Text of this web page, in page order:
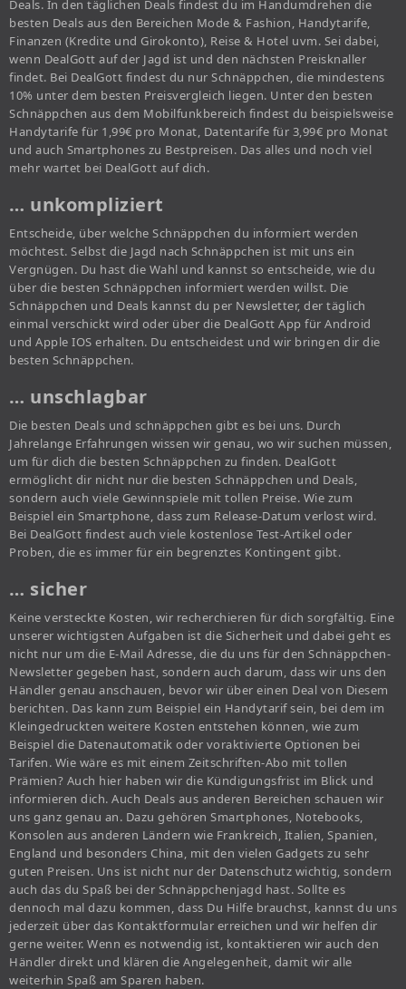
Deals. In den täglichen Deals findest du im Handumdrehen die
besten Deals aus den Bereichen Mode & Fashion, Handytarife,
Finanzen (Kredite und Girokonto), Reise & Hotel uvm. Sei dabei,
wenn DealGott auf der Jagd ist und den nächsten Preisknaller
findet. Bei DealGott findest du nur Schnäppchen, die mindestens
10% unter dem besten Preisvergleich liegen. Unter den besten
Schnäppchen aus dem Mobilfunkbereich findest du beispielsweise
Handytarife für 1,99€ pro Monat, Datentarife für 3,99€ pro Monat
und auch Smartphones zu Bestpreisen. Das alles und noch viel
mehr wartet bei DealGott auf dich.
… unkompliziert
Entscheide, über welche Schnäppchen du informiert werden
möchtest. Selbst die Jagd nach Schnäppchen ist mit uns ein
Vergnügen. Du hast die Wahl und kannst so entscheide, wie du
über die besten Schnäppchen informiert werden willst. Die
Schnäppchen und Deals kannst du per Newsletter, der täglich
einmal verschickt wird oder über die DealGott App für Android
und Apple IOS erhalten. Du entscheidest und wir bringen dir die
besten Schnäppchen.
… unschlagbar
Die besten Deals und schnäppchen gibt es bei uns. Durch
Jahrelange Erfahrungen wissen wir genau, wo wir suchen müssen,
um für dich die besten Schnäppchen zu finden. DealGott
ermöglicht dir nicht nur die besten Schnäppchen und Deals,
sondern auch viele Gewinnspiele mit tollen Preise. Wie zum
Beispiel ein Smartphone, dass zum Release-Datum verlost wird.
Bei DealGott findest auch viele kostenlose Test-Artikel oder
Proben, die es immer für ein begrenztes Kontingent gibt.
… sicher
Keine versteckte Kosten, wir recherchieren für dich sorgfältig. Eine
unserer wichtigsten Aufgaben ist die Sicherheit und dabei geht es
nicht nur um die E-Mail Adresse, die du uns für den Schnäppchen-
Newsletter gegeben hast, sondern auch darum, dass wir uns den
Händler genau anschauen, bevor wir über einen Deal von Diesem
berichten. Das kann zum Beispiel ein Handytarif sein, bei dem im
Kleingedruckten weitere Kosten entstehen können, wie zum
Beispiel die Datenautomatik oder voraktivierte Optionen bei
Tarifen. Wie wäre es mit einem Zeitschriften-Abo mit tollen
Prämien? Auch hier haben wir die Kündigungsfrist im Blick und
informieren dich. Auch Deals aus anderen Bereichen schauen wir
uns ganz genau an. Dazu gehören Smartphones, Notebooks,
Konsolen aus anderen Ländern wie Frankreich, Italien, Spanien,
England und besonders China, mit den vielen Gadgets zu sehr
guten Preisen. Uns ist nicht nur der Datenschutz wichtig, sondern
auch das du Spaß bei der Schnäppchenjagd hast. Sollte es
dennoch mal dazu kommen, dass Du Hilfe brauchst, kannst du uns
jederzeit über das Kontaktformular erreichen und wir helfen dir
gerne weiter. Wenn es notwendig ist, kontaktieren wir auch den
Händler direkt und klären die Angelegenheit, damit wir alle
weiterhin Spaß am Sparen haben.